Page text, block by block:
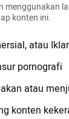
menggunakan
konten ini.
atau
pornografi
atau
konten